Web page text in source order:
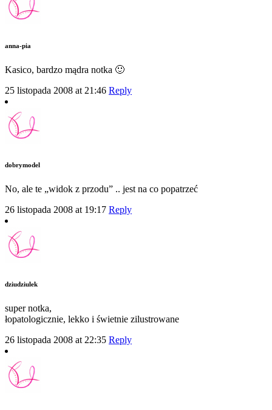
anna-pia
Kasico, bardzo mądra notka 🙂
25 listopada 2008 at 21:46 Reply
dobrymodel
No, ale te „widok z przodu” .. jest na co popatrzeć
26 listopada 2008 at 19:17 Reply
dziudziulek
super notka,
łopatologicznie, lekko i świetnie zilustrowane
26 listopada 2008 at 22:35 Reply